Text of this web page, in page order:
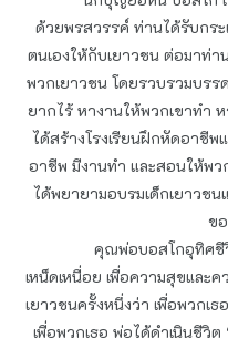
ด้วยพรสวรรค์ ท่านได้รับกระ
ตนเองให้กับเยาวชน ต่อมาท่า
พวกเยาวชน โดยรวบรวมบรร
ยากไร้ หางานให้พวกเขาทำ
ได้สร้างโรงเรียนฝึกหัดอาชีพ
อาชีพ มีงานทำ และสอนให้พ
ได้พยายามอบรมเด็กเยาวช
ข
คุณพ่อบอสโกอุทิศชีวิตทั้
เหน็ดเหนื่อย เพื่อความสุขและ
เยาวชนครั้งหนึ่งว่า เพื่อพวกเ
เพื่อพวกเธอ พ่อได้ดำเนินชีวิ